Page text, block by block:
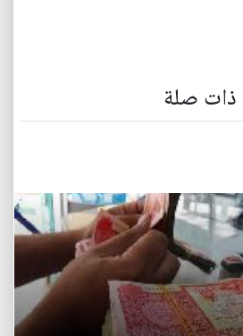
ذات صلة